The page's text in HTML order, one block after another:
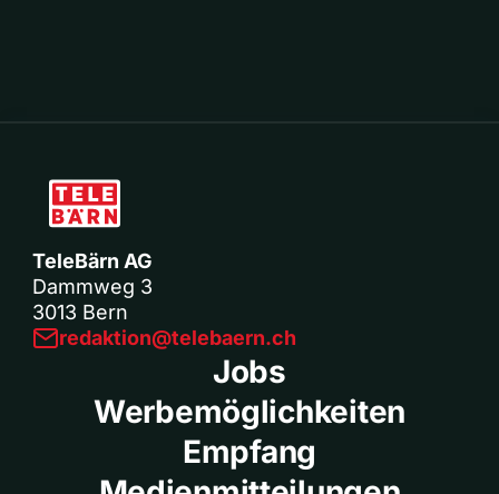
TeleBärn AG
Dammweg 3
3013 Bern
redaktion@telebaern.ch
Jobs
Werbemöglichkeiten
Empfang